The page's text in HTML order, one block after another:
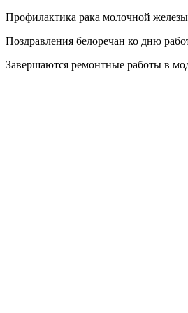
Профилактика рака молочной железы
Поздравления белоречан ко дню
Завершаются ремонтные работы в